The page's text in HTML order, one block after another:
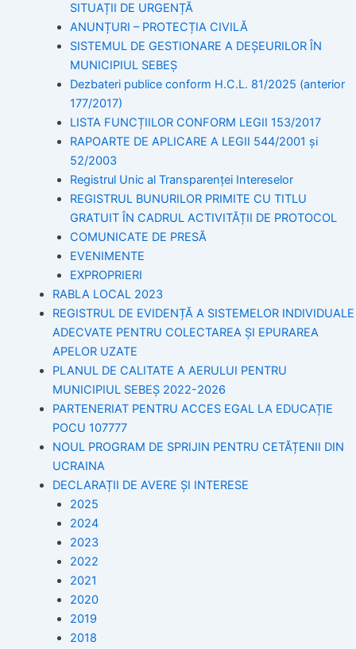
SITUAȚII DE URGENȚĂ
ANUNȚURI – PROTECȚIA CIVILĂ
SISTEMUL DE GESTIONARE A DEȘEURILOR ÎN
MUNICIPIUL SEBEȘ
Dezbateri publice conform H.C.L. 81/2025 (anterior
177/2017)
LISTA FUNCȚIILOR CONFORM LEGII 153/2017
RAPOARTE DE APLICARE A LEGII 544/2001 și
52/2003
Registrul Unic al Transparenței Intereselor
REGISTRUL BUNURILOR PRIMITE CU TITLU
GRATUIT ÎN CADRUL ACTIVITĂȚII DE PROTOCOL
COMUNICATE DE PRESĂ
EVENIMENTE
EXPROPRIERI
RABLA LOCAL 2023
REGISTRUL DE EVIDENȚĂ A SISTEMELOR INDIVIDUALE
ADECVATE PENTRU COLECTAREA ȘI EPURAREA
APELOR UZATE
PLANUL DE CALITATE A AERULUI PENTRU
MUNICIPIUL SEBEȘ 2022-2026
PARTENERIAT PENTRU ACCES EGAL LA EDUCAȚIE
POCU 107777
NOUL PROGRAM DE SPRIJIN PENTRU CETĂȚENII DIN
UCRAINA
DECLARAȚII DE AVERE ȘI INTERESE
2025
2024
2023
2022
2021
2020
2019
2018